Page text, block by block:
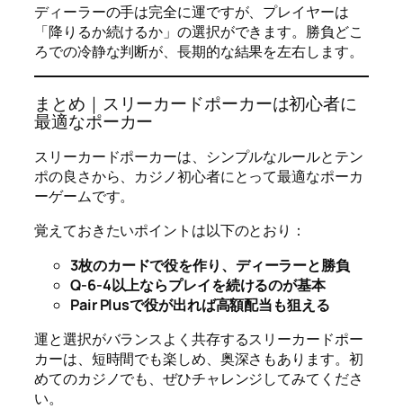
ディーラーの手は完全に運ですが、プレイヤーは
「降りるか続けるか」の選択ができます。勝負どこ
ろでの冷静な判断が、長期的な結果を左右します。
まとめ｜スリーカードポーカーは初心者に
最適なポーカー
スリーカードポーカーは、シンプルなルールとテン
ポの良さから、カジノ初心者にとって最適なポーカ
ーゲームです。
覚えておきたいポイントは以下のとおり：
3枚のカードで役を作り、ディーラーと勝負
Q-6-4以上ならプレイを続けるのが基本
Pair Plusで役が出れば高額配当も狙える
運と選択がバランスよく共存するスリーカードポー
カーは、短時間でも楽しめ、奥深さもあります。初
めてのカジノでも、ぜひチャレンジしてみてくださ
い。